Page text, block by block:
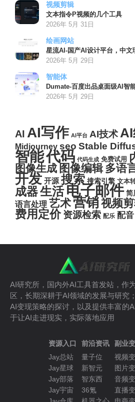
视频剪辑
文本指令P视频的几个工具
2026年 5月 31日
绘画网站
星流AI-国产AI设计平台，中文
2026年 5月 29日
智能体
Dumate-百度出品桌面级AI智
2026年 5月 29日
AI AI写作 AI平台 AI技术
Midjourney seo Stable
智能代码 代码生成 免费试用
图像生成 图像编辑 多语
开发 开源 搜索 搜索引擎 文本
成器生活电子邮件 简
语言处理 艺术营销视频
费用定价 资源检索 配乐 配音
AI研究所，国内外AI工具首发站，作
区，长期深耕于AI领域的发展与研究
AI变现策略的探讨，以及提供丰富的
于让AI走进现实，实际落地应用
资源入口
Jay总站
Jay星球
Jay部落
Jay宇宙
前沿资讯
量子位
新智元
智东西
36氪
副业
视频
图片
音频
直播